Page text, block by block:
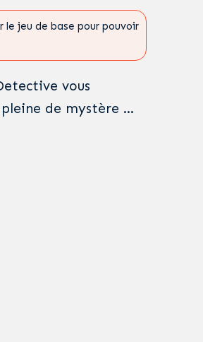
le jeu de base pour pouvoir
vous
de mystère …